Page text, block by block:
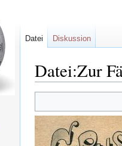
Datei:Zur
Navigation
springen
Suche
springen
Datei Diskussion